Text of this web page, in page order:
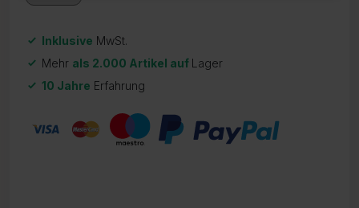
Inklusive MwSt.
Mehr als 2.000 Artikel auf Lager
10 Jahre Erfahrung